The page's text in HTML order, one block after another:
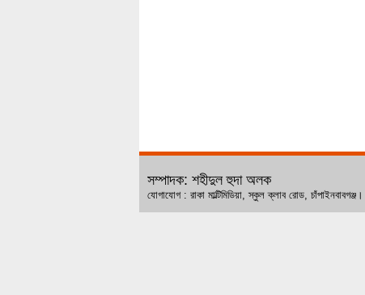
সম্পাদক: শহীদুল হুদা অলক
যোগাযোগ : রাকা মাল্টিমিডিয়া, স্কুল ক্লাব রোড,